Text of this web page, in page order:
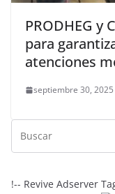
PRODHEG y
para
atenciones
septiembre 30, 2025
!-- Revive Adserver